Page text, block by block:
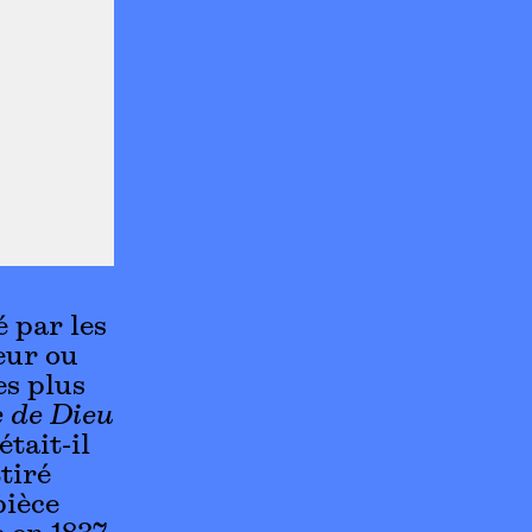
par les
ou
plus
de Dieu
était-il